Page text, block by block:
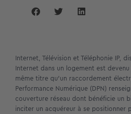
Internet, Télévision et Téléphonie IP,
Internet dans un logement est
même titre qu’un raccordement
Performance Numérique (DPN)
couverture réseau dont bénéficie un
inciter un acquéreur à se positionner